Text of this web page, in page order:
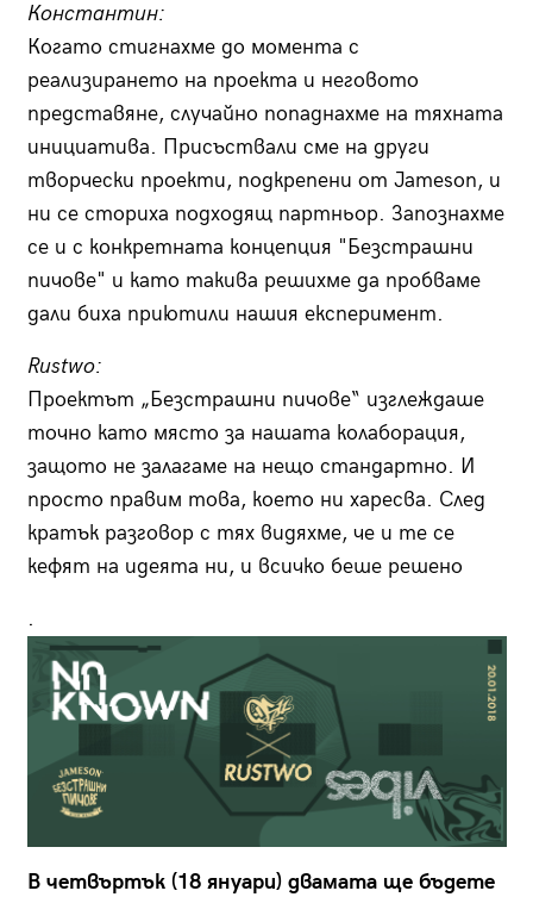
Константин:
Когато стигнахме до момента с
реализирането на проекта и неговото
представяне, случайно попаднахме на тяхната
инициатива. Присъствали сме на други
творчески проекти, подкрепени от Jameson, и
ни се сториха подходящ партньор. Запознахме
се и с конкретната концепция "Безстрашни
пичове" и като такива решихме да пробваме
дали биха приютили нашия експеримент.
Rustwo:
Проектът „Безстрашни пичове“ изглеждаше
точно като място за нашата колаборация,
защото не залагаме на нещо стандартно. И
просто правим това, което ни харесва. След
кратък разговор с тях видяхме, че и те се
кефят на идеята ни, и всичко беше решено
.
В четвъртък (18 януари) двамата ще бъдете